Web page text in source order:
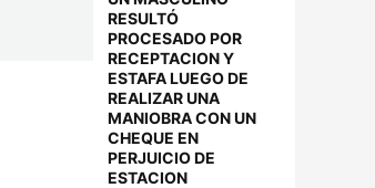
RESULTÓ
PROCESADO POR
RECEPTACION Y
ESTAFA LUEGO DE
REALIZAR UNA
MANIOBRA CON UN
CHEQUE EN
PERJUICIO DE
ESTACION